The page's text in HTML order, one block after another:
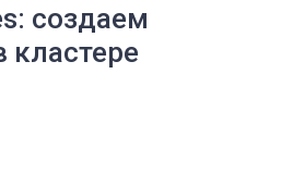
создаем
кластере